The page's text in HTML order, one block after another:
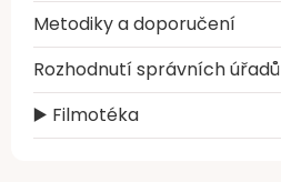
Metodiky a doporučení
Rozhodnutí správních úřadů
▶️ Filmotéka